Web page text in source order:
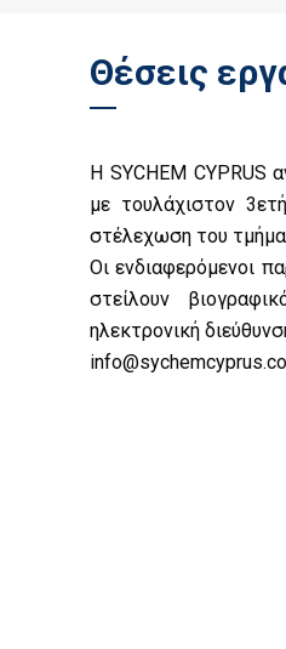
Θέσεις
Η SYCHEM CYPRUS
με τουλάχιστον
στέλεχωση του
Οι ενδιαφερόμενοι
στείλουν
ηλεκτρονική